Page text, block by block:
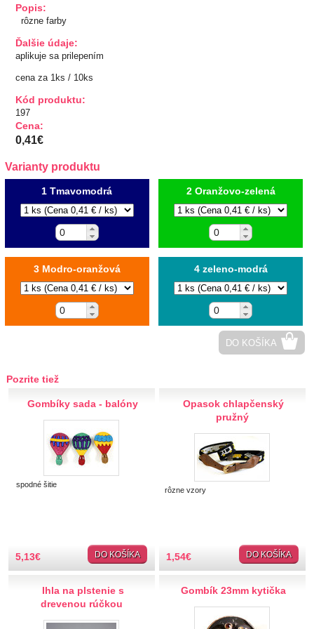
TIPY NA DARČEKY
Zľavnené
Kovové, plastové
Prišívacie
Nažehlovacie, prilepovacie
Šróbovacie
Navliekacie
Oči, nos,tvár
Kvetinky
Taftové skladané
Tyl, satén, monofil
Semišové, háčkované
Papierové, umelé
Zlaté, strieborné
Plastové detské
Sklíčka a perličky
Prišívacie
Ozdobné aplikácie
Flitre
Popis:
rôzne farby
Ďalšie údaje:
aplikuje sa prilepením
cena za 1ks / 10ks
Kód produktu:
197
Cena:
0,41€
Varianty produktu
1 Tmavomodrá 2 Oranžovo-zelená
3 Modro-oranžová 4 zeleno-modrá
DO KOŠÍKA
Pozrite tiež
Gombíky sada - balóny
spodné šitie
5,13€ DO KOŠÍKA
Opasok chlapčenský
pružný
rôzne vzory
1,54€ DO KOŠÍKA
Ihla na plstenie s
drevenou rúčkou
Gombík 23mm kytička